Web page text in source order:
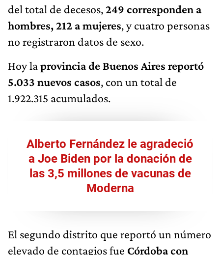
del total de decesos,249 corresponden a
hombres, 212 a mujeres, y cuatro personas
no registraron datos de sexo.
Hoy laprovincia de Buenos Aires reportó
5.033 nuevos casos, con un total de
1.922.315 acumulados.
Alberto Fernández le agradeció
a Joe Biden por la donación de
las 3,5 millones de vacunas de
Moderna
El segundo distrito que reportó un número
elevado de contagios fue Córdoba con